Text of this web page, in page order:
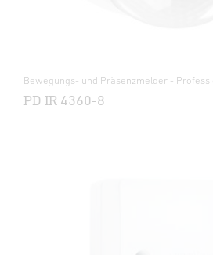
Bewegungs- und Präsenzmelder -
PD IR 4360-8